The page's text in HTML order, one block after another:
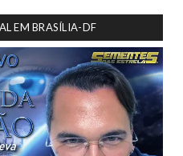
EM BRASÍLIA-DF